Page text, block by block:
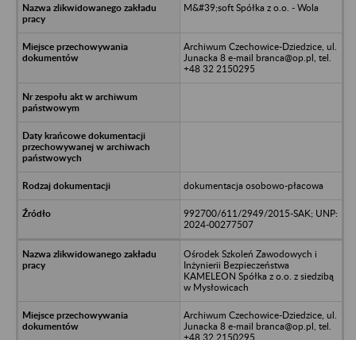
M&#39;soft Spółka z o.o. - Wola
Archiwum Czechowice-Dziedzice, ul.
Junacka 8 e-mail branca@op.pl, tel.
+48 32 2150295
dokumentacja osobowo-płacowa
992700/611/2949/2015-SAK; UNP:
2024-00277507
Ośrodek Szkoleń Zawodowych i
Inżynierii Bezpieczeństwa
KAMELEON Spółka z o.o. z siedzibą
w Mysłowicach
Archiwum Czechowice-Dziedzice, ul.
Junacka 8 e-mail branca@op.pl, tel.
+48 32 2150295